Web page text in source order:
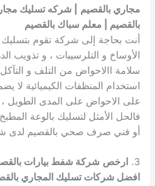
مجاري بالقصيم
| شركه تسليك
بالقصيم | معلم سباك بالقصيم
أنت بحاجة إلى شركة تقوم بتسليك
الأوساخ و التلرسيبات ، و
سلامة االاحواض من التلف و
استخدام المنظفات الكيميائية لا
على الاحواض على المدى الطويل
فالحل الأمثل لتسليك بالوعة
أو فني صرف صحي بالقصيم لدى
3. ارخص شركة شفط بيارات
افضل شركات تسليك المجاري